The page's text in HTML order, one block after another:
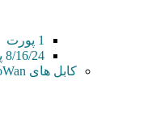
1 پورت
8/16/24 پورت
کابل های MikroWan